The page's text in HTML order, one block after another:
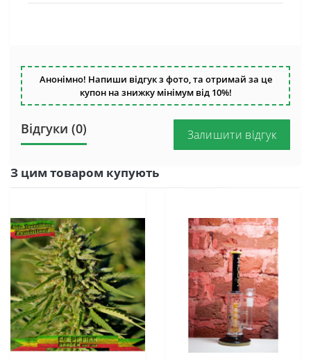
Анонімно! Напиши відгук з фото, та отримай за це
купон на знижку мінімум від 10%!
Відгуки (0) Залишити відгук
З цим товаром купують